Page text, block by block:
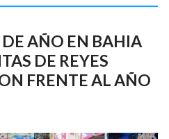
AÑO EN BAHIA
DE REYES
FRENTE AL AÑO